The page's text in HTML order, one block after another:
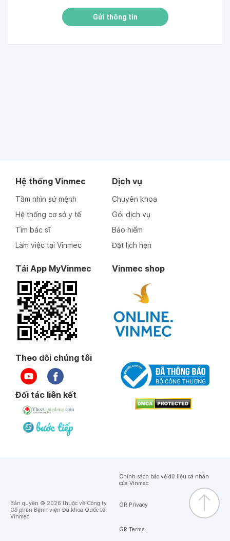
Gửi thông tin
Hệ thống Vinmec
Tầm nhìn sứ mệnh
Hệ thống cơ sở y tế
Tìm bác sĩ
Làm việc tại Vinmec
Dịch vụ
Chuyên khoa
Gói dịch vụ
Bảo hiểm
Đặt lịch hẹn
Tải App MyVinmec Vinmec shop
Theo dõi chúng tôi
Đối tác liên kết
Bản quyền © 2026 thuộc về Công ty
Cổ phần Bệnh viện Đa khoa Quốc tế
Vinmec
Chính sách bảo vệ dữ liệu cá nhân
của Vinmec
GR Privacy
GR Terms